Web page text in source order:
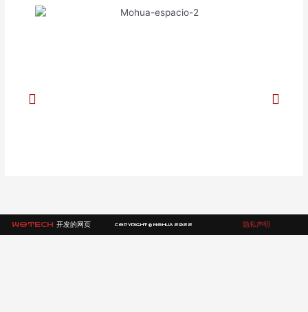
Previous Next
WOTECH 开发的网页 COPYRIGHT © MOHUA 2022 隐私声明